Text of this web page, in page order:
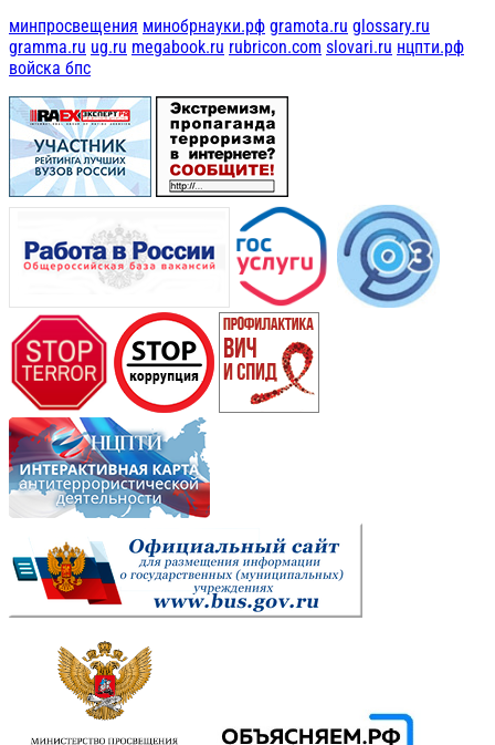
минпросвещения минобрнауки.рф gramota.ru glossary.ru
gramma.ru ug.ru megabook.ru rubricon.com slovari.ru нцпти.рф
войска бпс